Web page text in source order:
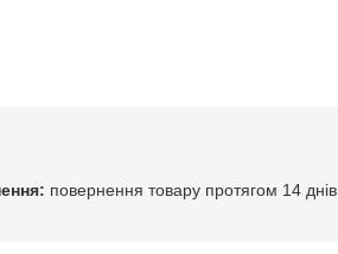
повернення товару протягом 14 днів